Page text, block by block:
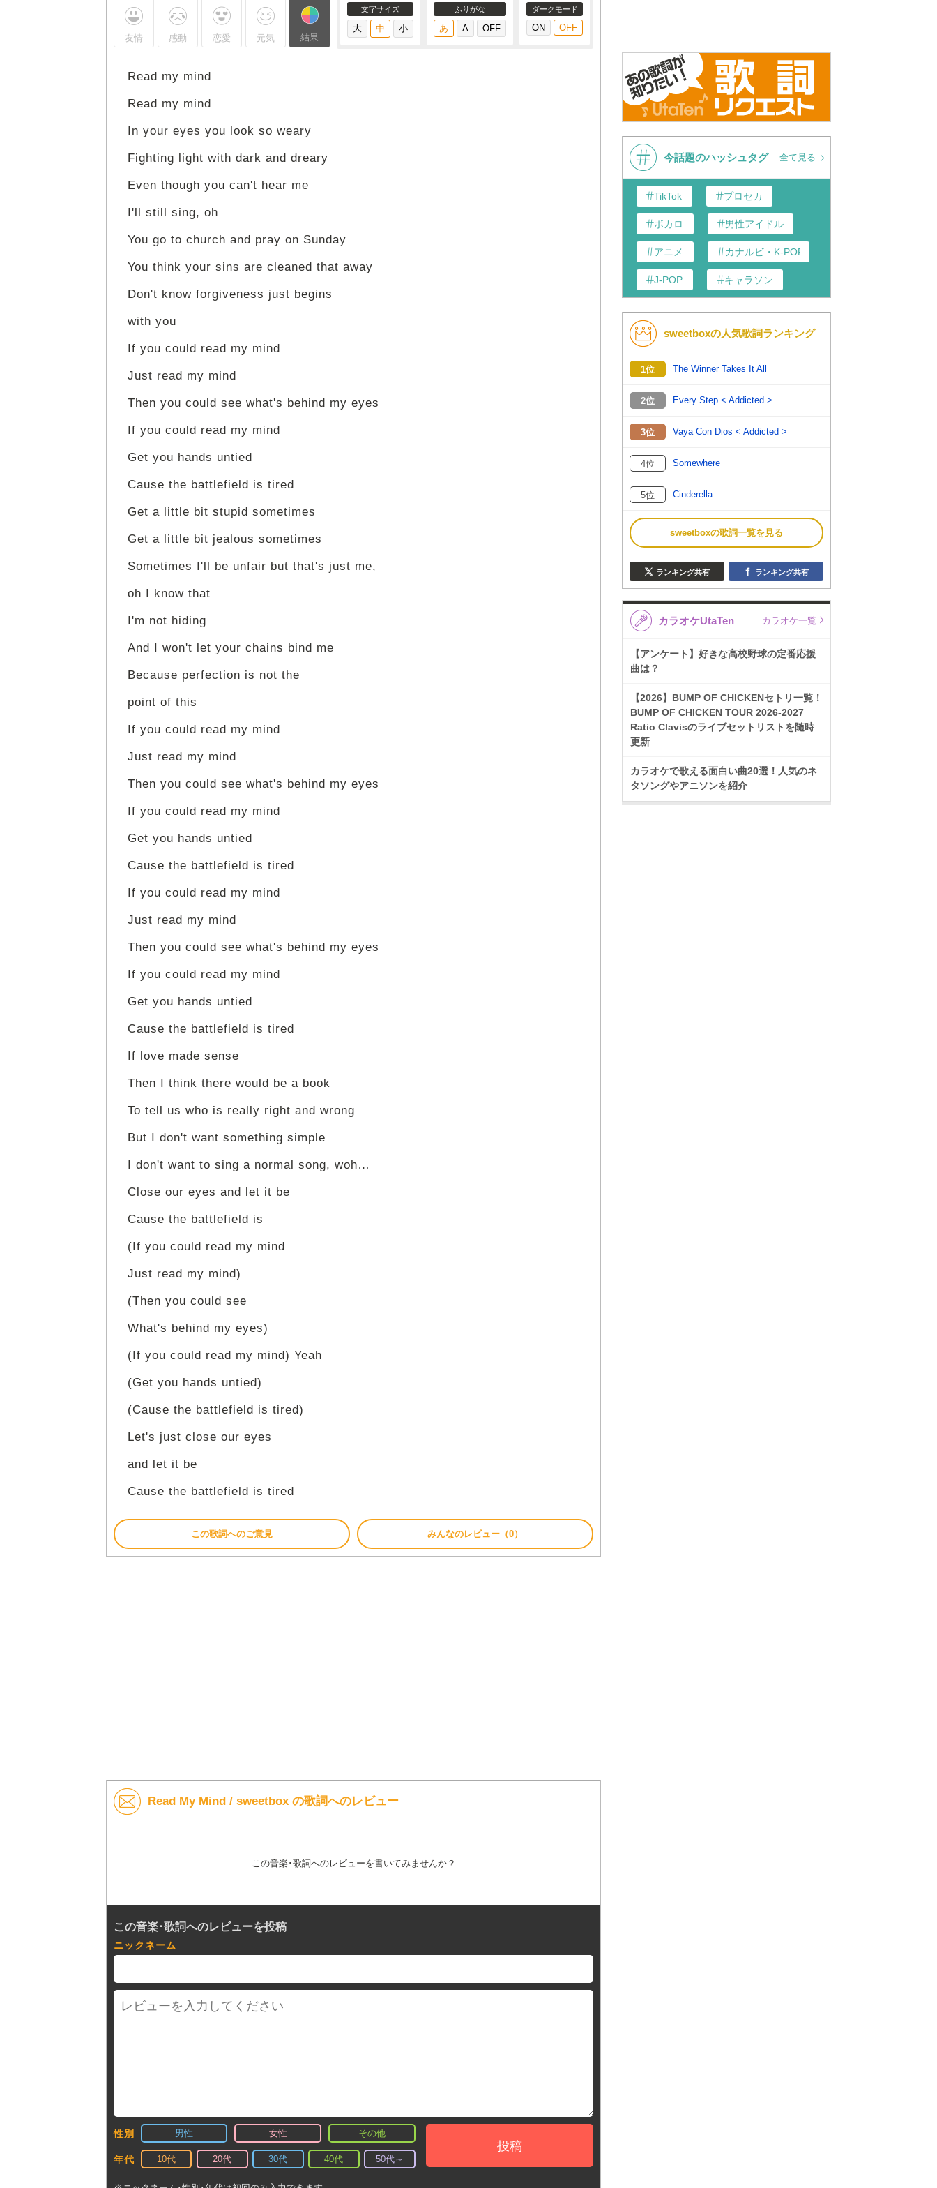
友情 感動 恋愛 元気 結果
文字サイズ ふりがな ダークモード
Read my mind
Read my mind
In your eyes you look so weary
Fighting light with dark and dreary
Even though you can't hear me
I'll still sing, oh
You go to church and pray on Sunday
You think your sins are cleaned that away
Don't know forgiveness just begins
with you
If you could read my mind
Just read my mind
Then you could see what's behind my eyes
If you could read my mind
Get you hands untied
Cause the battlefield is tired
Get a little bit stupid sometimes
Get a little bit jealous sometimes
Sometimes I'll be unfair but that's just me,
oh I know that
I'm not hiding
And I won't let your chains bind me
Because perfection is not the
point of this
If you could read my mind
Just read my mind
Then you could see what's behind my eyes
If you could read my mind
Get you hands untied
Cause the battlefield is tired
If you could read my mind
Just read my mind
Then you could see what's behind my eyes
If you could read my mind
Get you hands untied
Cause the battlefield is tired
If love made sense
Then I think there would be a book
To tell us who is really right and wrong
But I don't want something simple
I don't want to sing a normal song, woh…
Close our eyes and let it be
Cause the battlefield is
(If you could read my mind
Just read my mind)
(Then you could see
What's behind my eyes)
(If you could read my mind) Yeah
(Get you hands untied)
(Cause the battlefield is tired)
Let's just close our eyes
and let it be
Cause the battlefield is tired
この歌詞へのご意見 みんなのレビュー（0）
Read My Mind / sweetbox の歌詞へのレビュー
この音楽･歌詞へのレビューを書いてみませんか？
この音楽･歌詞へのレビューを投稿
ニックネーム
性別 男性 女性 その他
年代 10代 20代 30代 40代 50代～
投稿
今話題のハッシュタグ 全て見る
TikTok プロセカ
ボカロ 男性アイドル
アニメ カナルビ・K-POP和訳
J-POP キャラソン
K-POP 演歌・歌謡
バンド 洋楽
VTuber
sweetboxの人気歌詞ランキング
1位 The Winner Takes It All
2位 Every Step < Addicted >
3位 Vaya Con Dios < Addicted >
4位 Somewhere
5位 Cinderella
sweetboxの歌詞一覧を見る
ランキング共有 ランキング共有
カラオケUtaTen カラオケ一覧
【アンケート】好きな高校野球の定番応援
曲は？
【2026】BUMP OF CHICKENセトリ一覧！
BUMP OF CHICKEN TOUR 2026-2027
Ratio Clavisのライブセットリストを随時
更新
カラオケで歌える面白い曲20選！人気のネ
タソングやアニソンを紹介